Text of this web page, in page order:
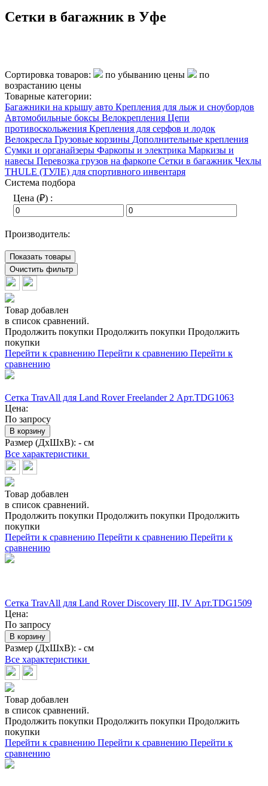
Сетки в багажник в Уфе
Сортировка товаров: по убыванию цены
по
возрастанию цены
Товарные категории:
Багажники на крышу авто Крепления для лыж и сноубордов
Автомобильные боксы Велокрепления Цепи
противоскольжения Крепления для серфов и лодок
Велокресла Грузовые корзины Дополнительные крепления
Сумки и органайзеры Фаркопы и электрика Маркизы и
навесы Перевозка грузов на фаркопе Сетки в багажник Чехлы
THULE (ТУЛЕ) для спортивного инвентаря
Система подбора
Цена (₽) :
Производитель:
Показать товары
Очистить фильтр
Товар добавлен
в список сравнений.
Продолжить покупки Продолжить покупки Продолжить
покупки
Перейти к сравнению Перейти к сравнению Перейти к
сравнению
Сетка TravAll для Land Rover Freelander 2 Арт.TDG1063
Цена:
По запросу
В корзину
Размер (ДхШхВ): - см
Все характеристики
Товар добавлен
в список сравнений.
Продолжить покупки Продолжить покупки Продолжить
покупки
Перейти к сравнению Перейти к сравнению Перейти к
сравнению
Сетка TravAll для Land Rover Discovery III, IV Арт.TDG1509
Цена:
По запросу
В корзину
Размер (ДхШхВ): - см
Все характеристики
Товар добавлен
в список сравнений.
Продолжить покупки Продолжить покупки Продолжить
покупки
Перейти к сравнению Перейти к сравнению Перейти к
сравнению